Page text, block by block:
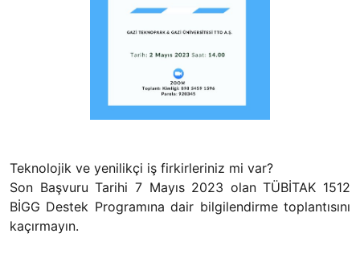
Teknolojik ve yenilikçi iş firkirleriniz mi var?
Son Başvuru Tarihi 7 Mayıs 2023 olan TÜBİTAK 1512
BİGG Destek Programına dair bilgilendirme toplantısını
kaçırmayın.